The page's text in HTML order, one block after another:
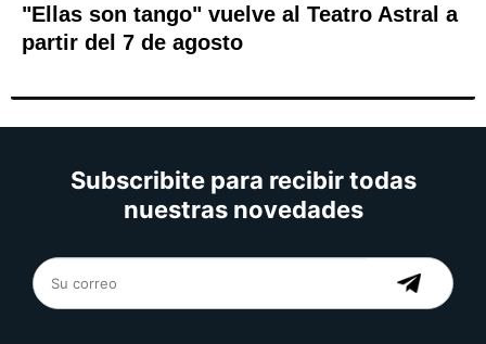
"Ellas son tango" vuelve al Teatro Astral a
partir del 7 de agosto
Subscribite para recibir todas
nuestras novedades